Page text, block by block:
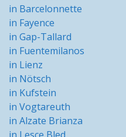
in Barcelonnette
in Fayence
in Gap-Tallard
in Fuentemilanos
in Lienz
in Nötsch
in Kufstein
in Vogtareuth
in Alzate Brianza